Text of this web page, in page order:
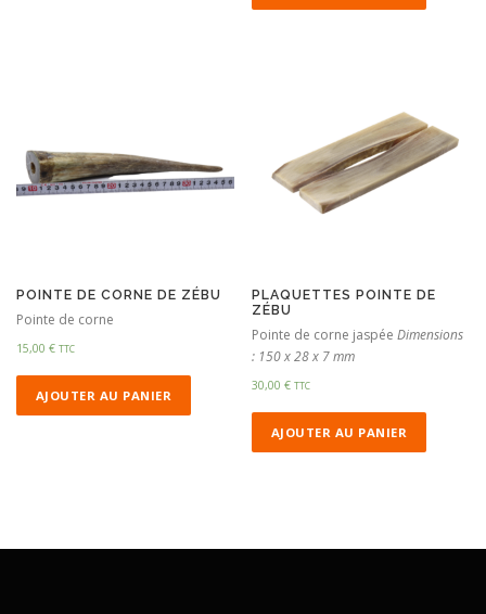
POINTE DE CORNE DE ZÉBU
Pointe de corne
15,00 € TTC
AJOUTER AU PANIER
PLAQUETTES POINTE DE
ZÉBU
Pointe de corne jaspéeDimensions
: 150 x 28 x 7 mm
30,00€ TTC
AJOUTER AU PANIER